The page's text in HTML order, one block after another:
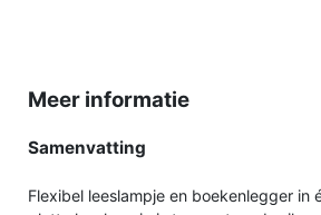
Meer informatie
Samenvatting
Flexibel leeslampje en boekenlegger in